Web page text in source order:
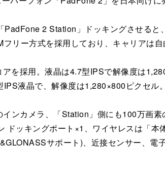
2 Station」ドッキングさせる
リー方式を採用しており、キャリアは自
採用。液晶は4.7型IPSで解像度は
液晶で、解像度は1,280×800ピクセル。
ンカメラ、「Station」側にも100万画
ッキングポート×1、ワイヤレスは「
サポート)、近接センサー、電